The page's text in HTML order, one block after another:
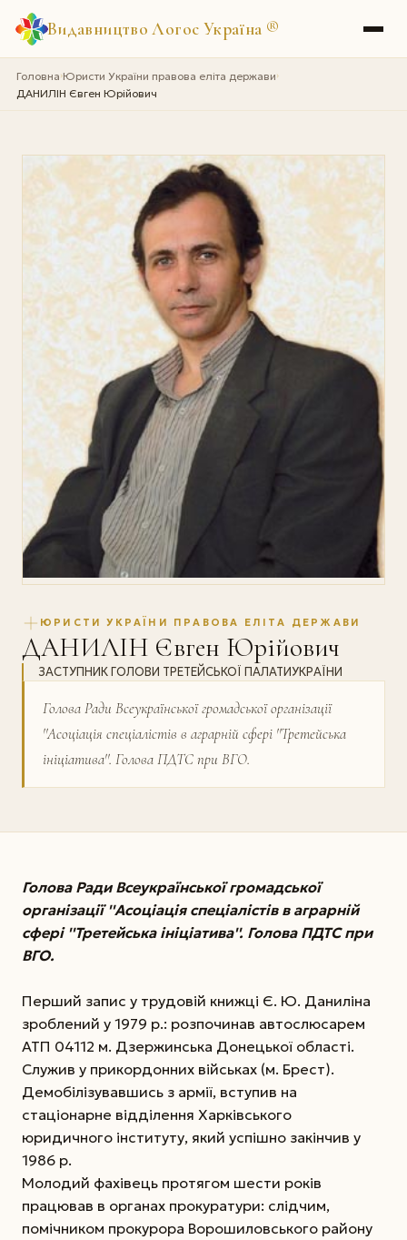
Видавництво Логос Україна ®
Головна›Юристи України правова еліта держави›
ДАНИЛІН Євген Юрійович
ЮРИСТИ УКРАЇНИ ПРАВОВА ЕЛІТА ДЕРЖАВИ
ДАНИЛІН Євген Юрійович
ЗАСТУПНИК ГОЛОВИ ТРЕТЕЙСЬКОЇ ПАЛАТИУКРАЇНИ
Голова Ради Всеукраїнської громадської організації
''Асоціація спеціалістів в аграрній сфері ''Третейська
ініціатива''. Голова ПДТС при ВГО.
Голова Ради Всеукраїнської громадської
організації ''Асоціація спеціалістів в аграрній
сфері ''Третейська ініціатива''. Голова ПДТС при
ВГО.
Перший запис у трудовій книжці Є. Ю. Даниліна
зроблений у 1979 р.: розпочинав автослюсарем
АТП 04112 м. Дзержинська Донецької області.
Служив у прикордонних військах (м. Брест).
Демобілізувавшись з армії, вступив на
стаціонарне відділення Харківського
юридичного інституту, який успішно закінчив у
1986 р.
Молодий фахівець протягом шести років
працював в органах прокуратури: слідчим,
помічником прокурора Ворошиловського району